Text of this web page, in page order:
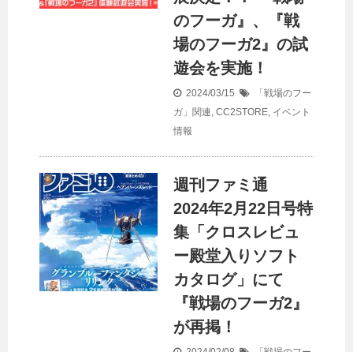
のフーガ』、『戦
場のフーガ2』の試
遊会を実施！
2024/03/15
「戦場のフー
ガ」関連, CC2STORE, イベント
情報
週刊ファミ通
2024年2月22日号特
集「クロスレビュ
ー殿堂入りソフト
カタログ」にて
『戦場のフーガ2』
が再掲！